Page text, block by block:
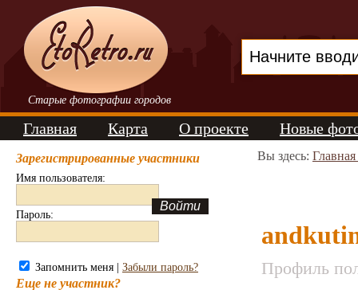
Старые фотографии городов
Главная Карта О проекте Новые
Зарегистрированные участники
Имя пользователя:
Пароль:
Запомнить меня | Забыли пароль?
Еще не участник?
Вы здесь:
Профиль